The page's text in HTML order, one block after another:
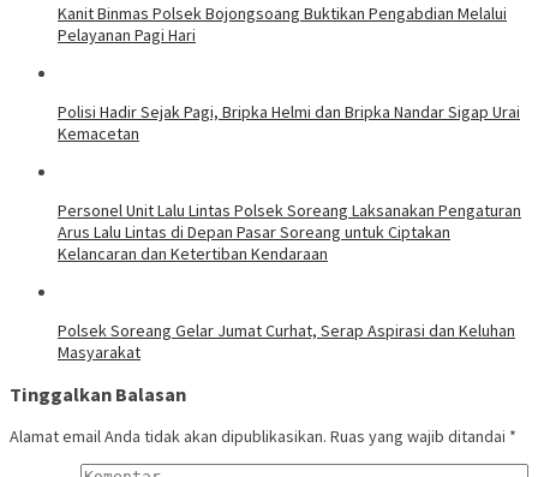
Kanit Binmas Polsek Bojongsoang Buktikan Pengabdian Melalui
Pelayanan Pagi Hari
Polisi Hadir Sejak Pagi, Bripka Helmi dan Bripka Nandar Sigap Urai
Kemacetan
Personel Unit Lalu Lintas Polsek Soreang Laksanakan Pengaturan
Arus Lalu Lintas di Depan Pasar Soreang untuk Ciptakan
Kelancaran dan Ketertiban Kendaraan
Polsek Soreang Gelar Jumat Curhat, Serap Aspirasi dan Keluhan
Masyarakat
Tinggalkan Balasan
Alamat email Anda tidak akan dipublikasikan. Ruas yang wajib ditandai *